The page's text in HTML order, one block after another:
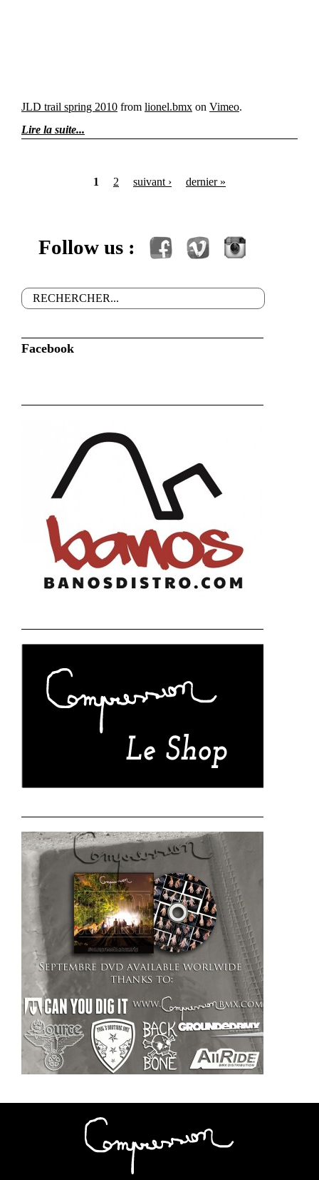
JLD trail spring 2010 from lionel.bmx on Vimeo.
Lire la suite
1 2 suivant › dernier »
Follow us : FacebookVimeo Instagram
Formulaire de recherche
Rechercher
Facebook